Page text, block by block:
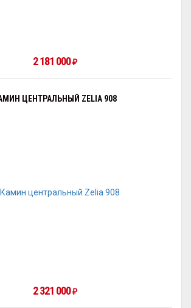
2 181 000 ₽
ЦЕНТРАЛЬНЫЙ ZELIA 908
2 321 000 ₽